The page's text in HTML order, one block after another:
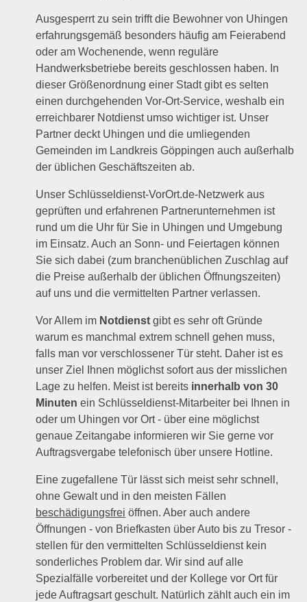
Ausgesperrt zu sein trifft die Bewohner von Uhingen
erfahrungsgemäß besonders häufig am Feierabend
oder am Wochenende, wenn reguläre
Handwerksbetriebe bereits geschlossen haben. In
dieser Größenordnung einer Stadt gibt es selten
einen durchgehenden Vor-Ort-Service, weshalb ein
erreichbarer Notdienst umso wichtiger ist. Unser
Partner deckt Uhingen und die umliegenden
Gemeinden im Landkreis Göppingen auch außerhalb
der üblichen Geschäftszeiten ab.
Unser Schlüsseldienst-VorOrt.de-Netzwerk aus
geprüften und erfahrenen Partnerunternehmen ist
rund um die Uhr für Sie in Uhingen und Umgebung
im Einsatz. Auch an Sonn- und Feiertagen können
Sie sich dabei (zum branchenüblichen Zuschlag auf
die Preise außerhalb der üblichen Öffnungszeiten)
auf uns und die vermittelten Partner verlassen.
Vor Allem im Notdienst gibt es sehr oft Gründe
warum es manchmal extrem schnell gehen muss,
falls man vor verschlossener Tür steht. Daher ist es
unser Ziel Ihnen möglichst sofort aus der misslichen
Lage zu helfen. Meist ist bereits innerhalb von 30
Minuten ein Schlüsseldienst-Mitarbeiter bei Ihnen in
oder um Uhingen vor Ort - über eine möglichst
genaue Zeitangabe informieren wir Sie gerne vor
Auftragsvergabe telefonisch über unsere Hotline.
Eine zugefallene Tür lässt sich meist sehr schnell,
ohne Gewalt und in den meisten Fällen
beschädigungsfrei öffnen. Aber auch andere
Öffnungen - von Briefkasten über Auto bis zu Tresor -
stellen für den vermittelten Schlüsseldienst kein
sonderliches Problem dar. Wir sind auf alle
Spezialfälle vorbereitet und der Kollege vor Ort für
jede Auftragsart geschult. Natürlich zählt auch ein im